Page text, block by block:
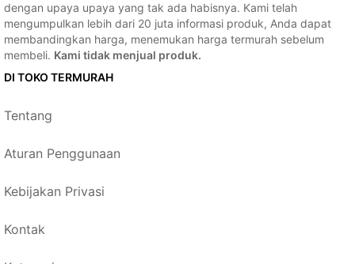
dengan upaya upaya yang tak ada habisnya. Kami telah
mengumpulkan lebih dari 20 juta informasi produk, Anda dapat
membandingkan harga, menemukan harga termurah sebelum
membeli. Kami tidak menjual produk.
DI TOKO TERMURAH
Tentang
Aturan Penggunaan
Kebijakan Privasi
Kontak